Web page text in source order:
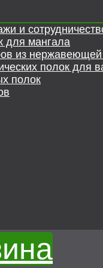
и
для мангала
из нержавеющей
полок для
полок